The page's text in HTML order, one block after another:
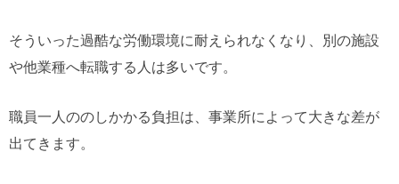
そういった過酷な労働環境に耐えられなくなり、別の施設
や他業種へ転職する人は多いです。
職員一人ののしかかる負担は、事業所によって大きな差が
出てきます。